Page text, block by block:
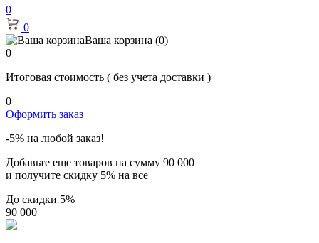
0
0
Ваша корзина (0)
0
Итоговая стоимость ( без учета доставки )
0
Оформить заказ
-5% на любой заказ!
Добавьте еще товаров на сумму 90 000
и получите скидку 5% на все
До скидки 5%
90 000